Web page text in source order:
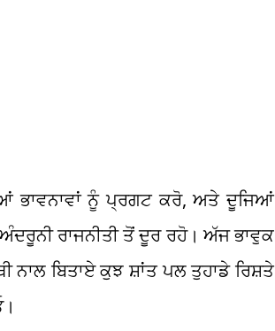
ਭਾਵਨਾਵਾਂ ਨੂੰ ਪ੍ਰਗਟ ਕਰੋ, ਅਤੇ ਦੂਜਿਆਂ
ਰਾਜਨੀਤੀ ਤੋਂ ਦੂਰ ਰਹੋ। ਅੱਜ ਭਾਵੁਕ
ਬਿਤਾਏ ਕੁਝ ਸ਼ਾਂਤ ਪਲ ਤੁਹਾਡੇ ਰਿਸ਼ਤੇ